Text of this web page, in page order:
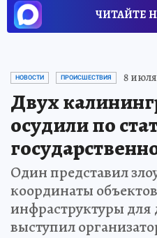
ЧИТАЙТЕ
НОВОСТИ ПРОИСШЕСТВИЯ 8 июля
Двух
осудили по
Один представил
координаты
инфраструктуры
выступил